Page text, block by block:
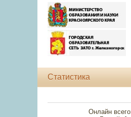
Статистика
Онлайн